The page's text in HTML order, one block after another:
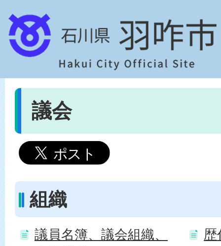
議会
組織
議員名簿、議会組織、
歴